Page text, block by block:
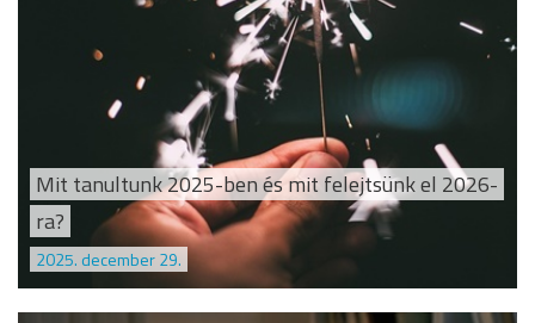
Mit tanultunk 2025-ben és mit felejtsünk el 2026-
ra?
2025. december 29.